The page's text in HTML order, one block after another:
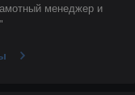
менеджер и